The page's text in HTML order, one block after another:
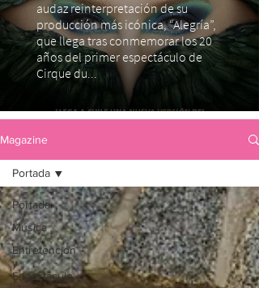
audaz reinterpretación de su
producción más icónica, “Alegría”,
que llega tras conmemorar los 20
años del primer espectáculo de
Cirque du...
Magazine
Portada
Música
Entretención
y
Espectáculo
Portada